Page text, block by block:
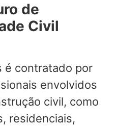
de
Civil
é contratado por
envolvidos
civil, como
residenciais,